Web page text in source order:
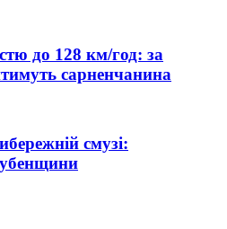
до 128 км/год: за
сарненчанина
смузі: